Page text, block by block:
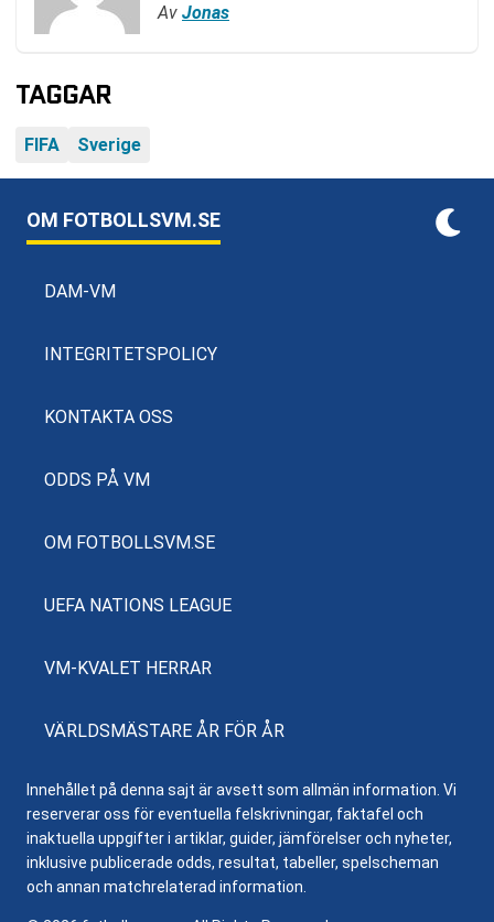
Av Jonas
TAGGAR
FIFA Sverige
OM FOTBOLLSVM.SE
DAM-VM
INTEGRITETSPOLICY
KONTAKTA OSS
ODDS PÅ VM
OM FOTBOLLSVM.SE
UEFA NATIONS LEAGUE
VM-KVALET HERRAR
VÄRLDSMÄSTARE ÅR FÖR ÅR
Innehållet på denna sajt är avsett som allmän information. Vi
reserverar oss för eventuella felskrivningar, faktafel och
inaktuella uppgifter i artiklar, guider, jämförelser och nyheter,
inklusive publicerade odds, resultat, tabeller, spelscheman
och annan matchrelaterad information.